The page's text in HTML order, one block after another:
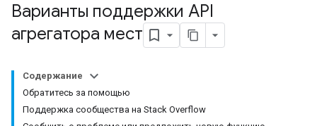
Варианты поддержки API
агрегатора мест
Содержание
Обратитесь за помощью
Поддержка сообщества на Stack Overflow